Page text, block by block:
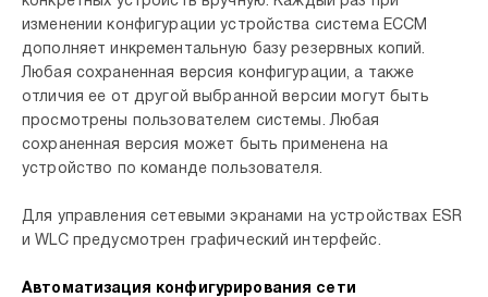
изменении конфигурации устройства система ECCM
дополняет инкрементальную базу резервных копий.
Любая сохраненная версия конфигурации, а также
отличия ее от другой выбранной версии могут быть
просмотрены пользователем системы. Любая
сохраненная версия может быть применена на
устройство по команде пользователя.
Для управления сетевыми экранами на устройствах ESR
и WLC предусмотрен графический интерфейс.
Автоматизация конфигурирования сети